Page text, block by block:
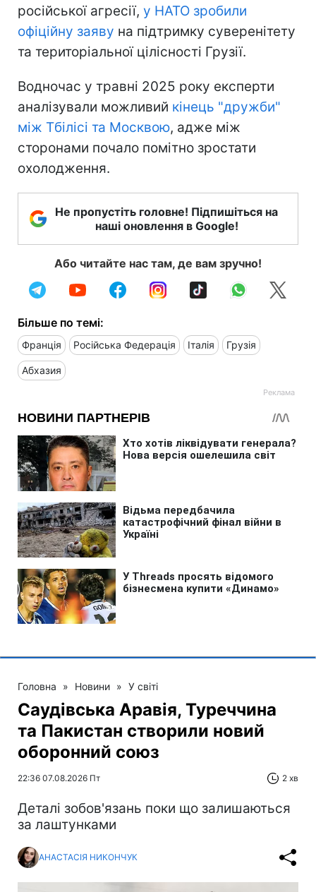
російської агресії, у НАТО зробили
офіційну заяву на підтримку суверенітету
та територіальної цілісності Грузії.
Водночас у травні 2025 року експерти
аналізували можливий кінець "дружби"
між Тбілісі та Москвою, адже між
сторонами почало помітно зростати
охолодження.
Не пропустіть головне! Підпишіться на
наші оновлення в Google!
Або читайте нас там, де вам зручно!
Більше по темі:
Франція Російська Федерація Італія Грузія
Абхазия
Головна » Новини » У світі
Саудівська Аравія, Туреччина
та Пакистан створили новий
оборонний союз
22:36 07.08.2026 Пт 2 хв
Деталі зобов'язань поки що залишаються
за лаштунками
АНАСТАСІЯ НИКОНЧУК